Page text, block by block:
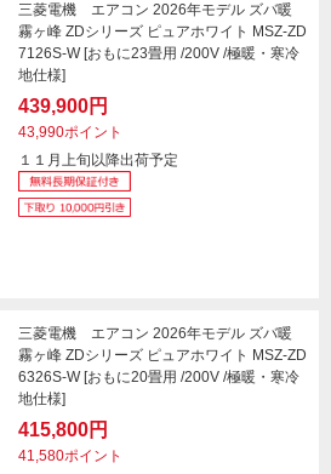
三菱電機 エアコン 2026年モデル ズバ暖
霧ヶ峰 ZDシリーズ ピュアホワイト MSZ-ZD
7126S-W [おもに23畳用 /200V /極暖・寒冷
地仕様]
439,900円
43,990ポイント
１１月上旬以降出荷予定
三菱電機 エアコン 2026年モデル ズバ暖
霧ヶ峰 ZDシリーズ ピュアホワイト MSZ-ZD
6326S-W [おもに20畳用 /200V /極暖・寒冷
地仕様]
415,800円
41,580ポイント